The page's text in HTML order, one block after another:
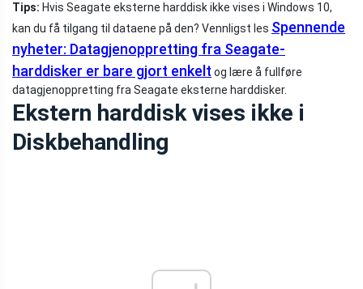
Tips: Hvis Seagate eksterne harddisk ikke vises i Windows 10,
kan du få tilgang til dataene på den? Vennligst les Spennende
nyheter: Datagjenoppretting fra Seagate-
harddisker er bare gjort enkelt og lære å fullføre
datagjenoppretting fra Seagate eksterne harddisker.
Ekstern harddisk vises ikke i
Diskbehandling